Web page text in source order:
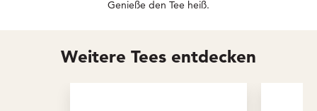
Genieße den Tee heiß.
Weitere Tees entdecken